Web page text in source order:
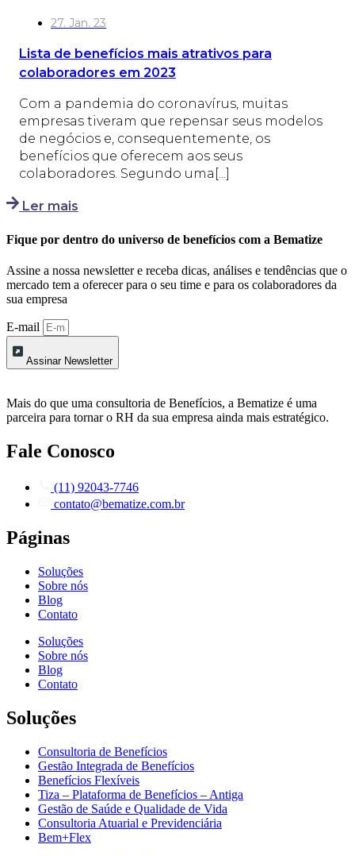
27. Jan. 23
Lista de benefícios mais atrativos para
colaboradores em 2023
Com a pandemia do coronavírus, muitas
empresas tiveram que repensar seus modelos
de negócios e, consequentemente, os
benefícios que oferecem aos seus
colaboradores. Segundo uma[...]
Ler mais
Fique por dentro do universo de benefícios com a Bematize
Assine a nossa newsletter e receba dicas, análises e tendências que o
mercado tem a oferecer para o seu time e para os colaboradores da
sua empresa
E-mail
Assinar Newsletter
Mais do que uma consultoria de Benefícios, a Bematize é uma
parceira para tornar o RH da sua empresa ainda mais estratégico.
Fale Conosco
(11) 92043-7746
contato@bematize.com.br
Páginas
Soluções
Sobre nós
Blog
Contato
Soluções
Sobre nós
Blog
Contato
Soluções
Consultoria de Benefícios
Gestão Integrada de Benefícios
Benefícios Flexíveis
Tiza – Plataforma de Benefícios – Antiga
Gestão de Saúde e Qualidade de Vida
Consultoria Atuarial e Previdenciária
Bem+Flex